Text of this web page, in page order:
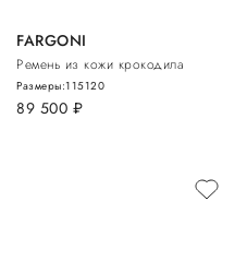
FARGONI
Ремень из кожи крокодила
89 500 руб.
Размеры:115120